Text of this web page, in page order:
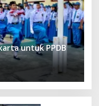
untuk PPDB